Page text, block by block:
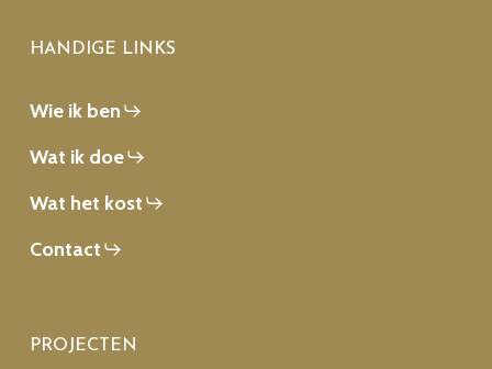
HANDIGE LINKS
Wie ik ben
Wat ik doe
Wat het kost
Contact
PROJECTEN